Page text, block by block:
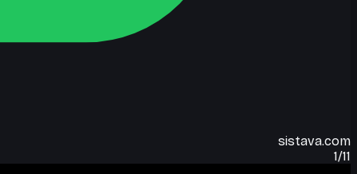
sistava.com
1/11